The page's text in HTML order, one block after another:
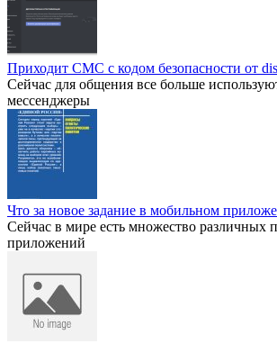
Приходит СМС с кодом безопасности от
Сейчас для общения все больше
мессенджеры
Что за новое задание в мобильном
Сейчас в мире есть множество различных
приложений